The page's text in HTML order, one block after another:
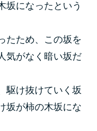
坂になったという
たため、この坂を
気がなく暗い坂だ
駆け抜けていく坂
坂が柿の木坂にな